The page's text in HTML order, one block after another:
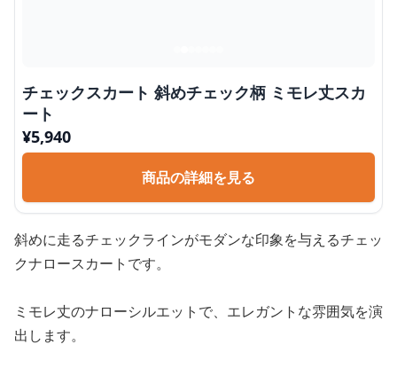
チェックスカート 斜めチェック柄 ミモレ丈スカ
ート
¥5,940
商品の詳細を見る
斜めに走るチェックラインがモダンな印象を与えるチェッ
クナロースカートです。
ミモレ丈のナローシルエットで、エレガントな雰囲気を演
出します。